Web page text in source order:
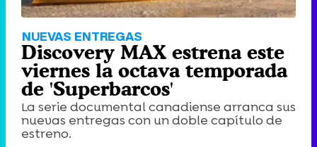
NUEVAS ENTREGAS
Discovery MAX estrena este
viernes la octava temporada
de 'Superbarcos'
La serie documental canadiense arranca sus
nuevas entregas con un doble capítulo de
estreno.